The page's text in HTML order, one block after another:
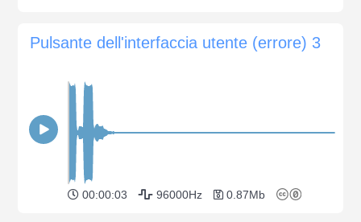
Pulsante dell'interfaccia utente (errore) 3
00:00:03 96000Hz 0.87Mb